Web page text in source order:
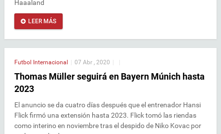
Haaaland
LEER MÁS
Futbol Internacional 07 Abr , 2020
Thomas Müller seguirá en Bayern Múnich hasta
2023
El anuncio se da cuatro días después que el entrenador Hansi
Flick firmó una extensión hasta 2023. Flick tomó las riendas
como interino en noviembre tras el despido de Niko Kovac por